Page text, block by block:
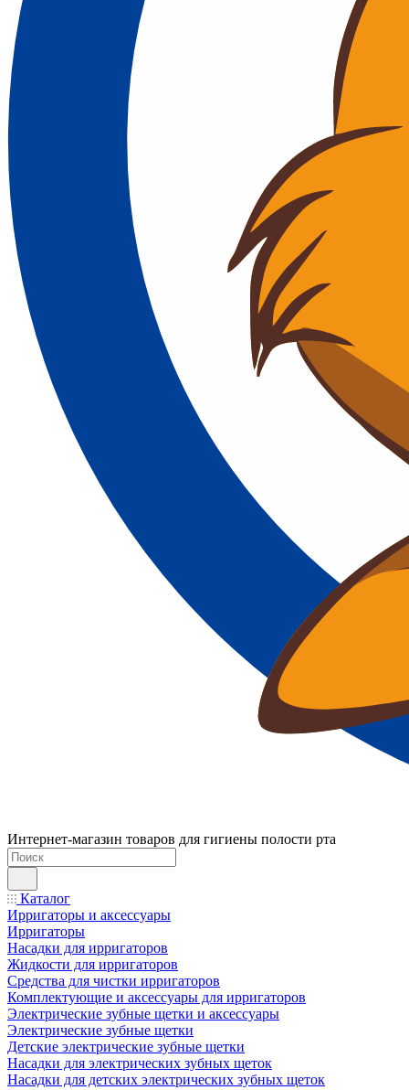
Интернет-магазин товаров для гигиены полости рта
Каталог
Ирригаторы и аксессуары
Ирригаторы
Насадки для ирригаторов
Жидкости для ирригаторов
Средства для чистки ирригаторов
Комплектующие и аксессуары для ирригаторов
Электрические зубные щетки и аксессуары
Электрические зубные щетки
Детские электрические зубные щетки
Насадки для электрических зубных щеток
Насадки для детских электрических зубных щеток